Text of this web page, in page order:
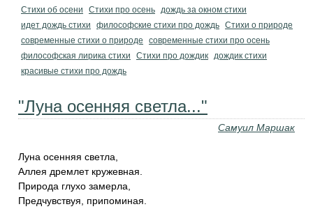
Стихи об осени
Стихи про осень дождь за окном стихи
идет дождь стихи
философские стихи про дождь Стихи о природе
современные стихи о природе
современные стихи про осень
философская лирика стихи
Стихи про дождик дождик стихи
красивые стихи про дождь
"Луна осенняя светла..."
Самуил Маршак
Луна осенняя светла,
Аллея дремлет кружевная.
Природа глухо замерла,
Предчувствуя, припоминая.